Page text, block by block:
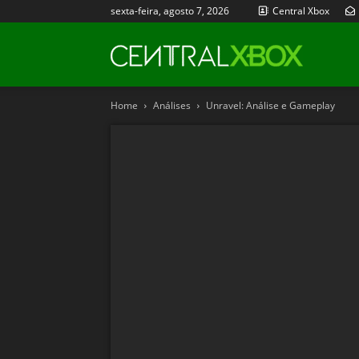
sexta-feira, agosto 7, 2026 Central Xbox
Home Análises Unravel: Análise e Gameplay